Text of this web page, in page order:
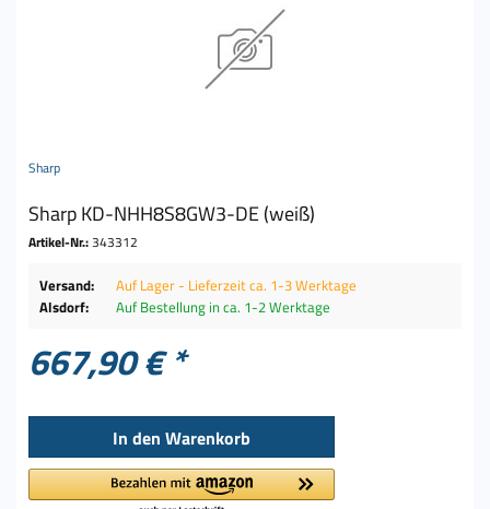
Sharp
Sharp KD-NHH8S8GW3-DE (weiß)
Artikel-Nr.:343312
Versand:
Auf Lager - Lieferzeit ca. 1-3 Werktage
Alsdorf:
Auf Bestellung in ca. 1-2 Werktage
667,90 € *
In den Warenkorb